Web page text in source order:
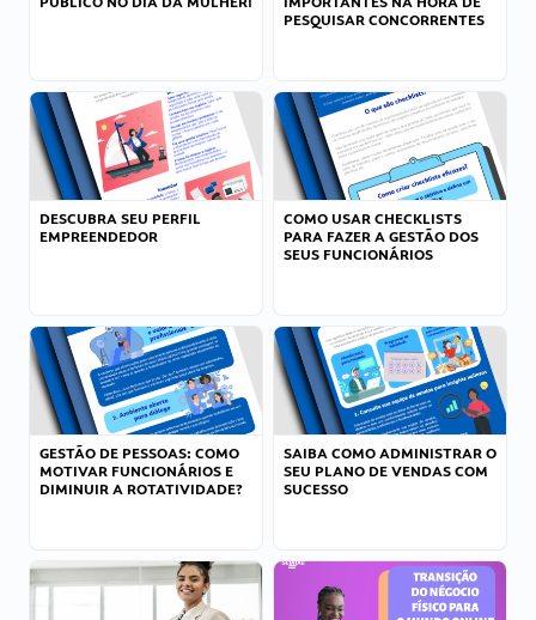
PESQUISAR CONCORRENTES
DESCUBRA SEU PERFIL
EMPREENDEDOR
COMO USAR CHECKLISTS
PARA FAZER A GESTÃO DOS
SEUS FUNCIONÁRIOS
GESTÃO DE PESSOAS: COMO
MOTIVAR FUNCIONÁRIOS E
DIMINUIR A ROTATIVIDADE?
SAIBA COMO ADMINISTRAR O
SEU PLANO DE VENDAS COM
SUCESSO